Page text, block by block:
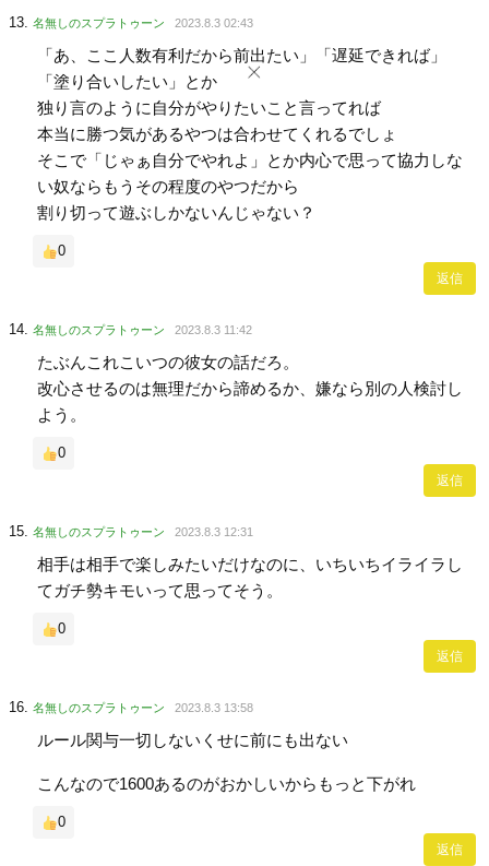
名無しのスプラトゥーン 2023.8.3 02:43
「あ、ここ人数有利だから前出たい」「遅延できれば」
「塗り合いしたい」とか
独り言のように自分がやりたいこと言ってれば
本当に勝つ気があるやつは合わせてくれるでしょ
そこで「じゃぁ自分でやれよ」とか内心で思って協力しな
い奴ならもうその程度のやつだから
割り切って遊ぶしかないんじゃない？
0
返信
名無しのスプラトゥーン 2023.8.3 11:42
たぶんこれこいつの彼女の話だろ。
改心させるのは無理だから諦めるか、嫌なら別の人検討し
よう。
0
返信
名無しのスプラトゥーン 2023.8.3 12:31
相手は相手で楽しみたいだけなのに、いちいちイライラし
てガチ勢キモいって思ってそう。
0
返信
名無しのスプラトゥーン 2023.8.3 13:58
ルール関与一切しないくせに前にも出ない
こんなので1600あるのがおかしいからもっと下がれ
0
返信